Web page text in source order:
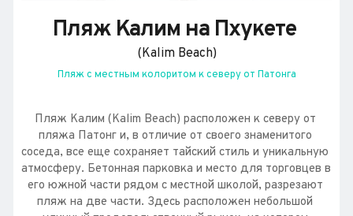
Пляж Калим на Пхукете
(Kalim Beach)
Пляж с местным колоритом к северу от Патонга
Пляж Калим (Kalim Beach) расположен к северу от
пляжа Патонг и, в отличие от своего знаменитого
соседа, все еще сохраняет тайский стиль и уникальную
атмосферу. Бетонная парковка и место для торговцев в
его южной части рядом с местной школой, разрезают
пляж на две части. Здесь расположен небольшой